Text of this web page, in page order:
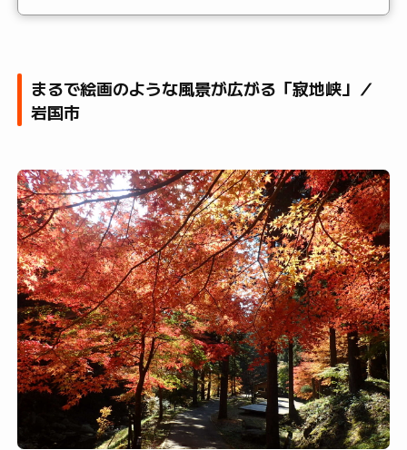
まるで絵画のような風景が広がる「寂地峡」／
岩国市